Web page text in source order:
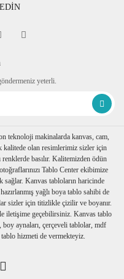
yeterli.
teknoloji makinalarda kanvas, cam,
kalitede olan resimlerimiz sizler için
basılır. Kalitemizden ödün
Tablo Center ekibimize
sağlar. Kanvas tabloların haricinde
yağlı boya tablo sahibi de
sizler için titizlikle çizilir ve boyanır.
iletişime geçebilirsiniz. Kanvas tablo
boy aynaları, çerçeveli tablolar, mdf
hizmeti de vermekteyiz.